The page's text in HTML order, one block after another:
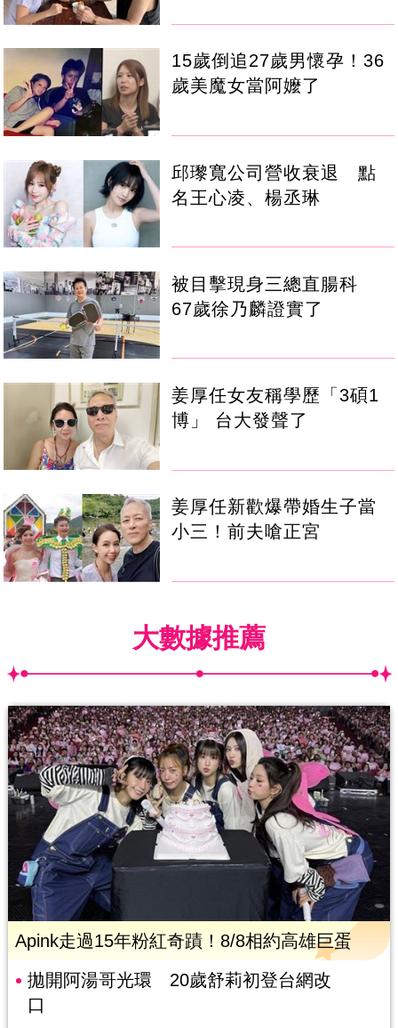
15歲倒追27歲男懷孕！36
歲美魔女當阿嬤了
邱瓈寬公司營收衰退 點
名王心凌、楊丞琳
被目擊現身三總直腸科
67歲徐乃麟證實了
姜厚任女友稱學歷「3碩1
博」 台大發聲了
姜厚任新歡爆帶婚生子當
小三！前夫嗆正宮
大數據推薦
Apink走過15年粉紅奇蹟！8/8相約高雄巨蛋
拋開阿湯哥光環 20歲舒莉初登台網改
口